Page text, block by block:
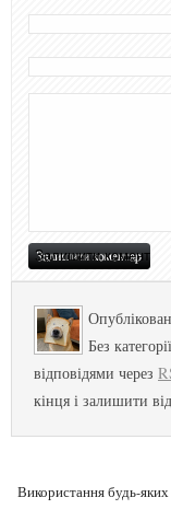
Без
відповідями через
кінця і залишити
Використання будь-яких матеріалів, розміщених на сайті, дозволяється за